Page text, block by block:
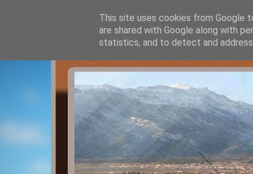
This site uses cookies from Google
are shared with Google along with
statistics, and to detect and address